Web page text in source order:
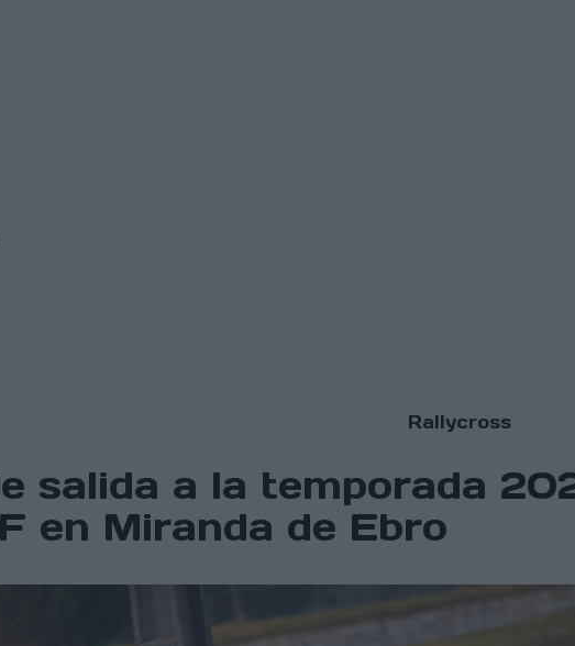
Rallycross
salida a la temporada
en Miranda de Ebro